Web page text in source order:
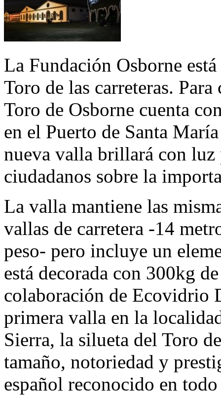
La Fundación Osborne
Toro de las carreteras.
Toro de Osborne cuenta
en el Puerto de Santa
nueva valla brillará con luz
ciudadanos sobre la
La valla mantiene las
vallas de carretera -14
peso- pero incluye un
está decorada con 300kg
colaboración de Ecovidrio
primera valla en la
Sierra, la silueta del Toro
tamaño, notoriedad y
español reconocido en